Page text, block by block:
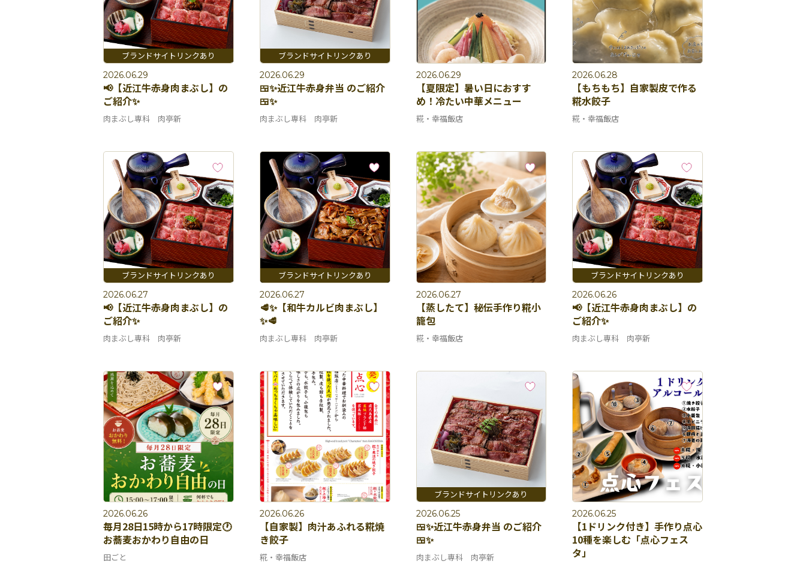
2026.06.29
📢【近江牛赤身肉まぶし】の
ご紹介✨
肉まぶし専科 肉亭新
2026.06.29
🍱✨近江牛赤身弁当 のご紹介
🍱✨
肉まぶし専科 肉亭新
2026.06.29
【夏限定】暑い日におすす
め！冷たい中華メニュー
糀・幸福飯店
2026.06.28
【もちもち】自家製皮で作る
糀水餃子
糀・幸福飯店
2026.06.27
📢【近江牛赤身肉まぶし】の
ご紹介✨
肉まぶし専科 肉亭新
2026.06.27
🥩✨【和牛カルビ肉まぶし】
✨🥩
肉まぶし専科 肉亭新
2026.06.27
【蒸したて】秘伝手作り糀小
籠包
糀・幸福飯店
2026.06.26
📢【近江牛赤身肉まぶし】の
ご紹介✨
肉まぶし専科 肉亭新
2026.06.26
毎月28日15時から17時限定🕐
お蕎麦おかわり自由の日
田ごと
2026.06.26
【自家製】肉汁あふれる糀焼
き餃子
糀・幸福飯店
2026.06.25
🍱✨近江牛赤身弁当 のご紹介
🍱✨
肉まぶし専科 肉亭新
2026.06.25
【1ドリンク付き】手作り点心
10種を楽しむ「点心フェス
タ」